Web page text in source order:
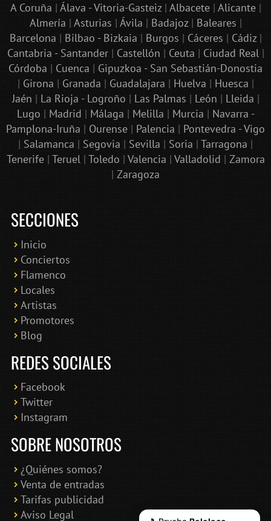
A Coruña | Álava - Vitoria-Gasteiz| Albacete| Alicante|
Almería | Asturias | Ávila | Badajoz| Baleares |
Barcelona | Bilbao - Bizkaia | Burgos | Cáceres | Cádiz|
Cantabria - Santander| Castellón | Ceuta | Ciudad Real|
Córdoba | Cuenca | Gipuzkoa - San Sebastián-Donostia
| Girona | Granada | Guadalajara | Huelva | Huesca |
Jaén | La Rioja - Logroño | Las Palmas | León | Lleida |
Lugo | Madrid | Málaga | Melilla | Murcia | Navarra -
Pamplona-Iruña | Ourense | Palencia | Pontevedra - Vigo
| Salamanca | Segovia | Sevilla | Soria | Tarragona |
Tenerife| Teruel| Toledo | Valencia | Valladolid | Zamora
| Zaragoza
SECCIONES
Inicio
Conciertos
Flamenco
Locales
Artistas
Promotores
Blog
REDES SOCIALES
Facebook
Twitter
Instagram
SOBRE NOSOTROS
¿Quiénes somos?
Venta de entradas
Tarifas publicidad
Aviso Legal